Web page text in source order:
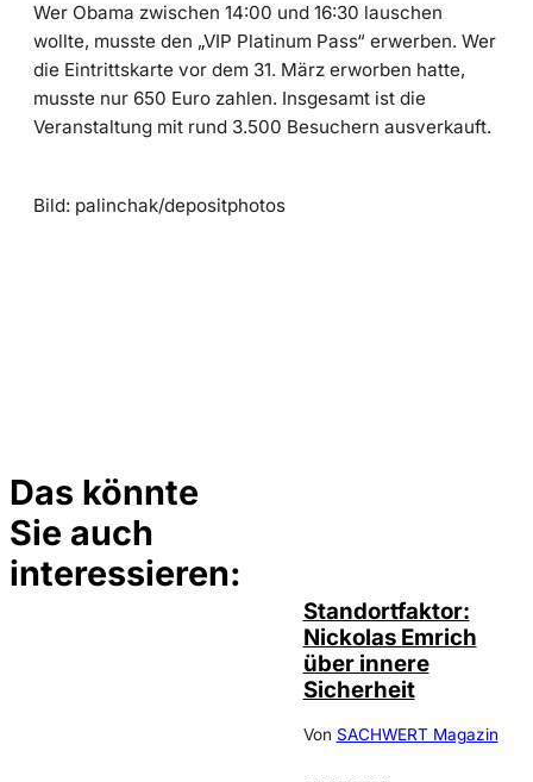
Wer Obama zwischen 14:00 und 16:30 lauschen
wollte, musste den „VIP Platinum Pass“ erwerben. Wer
die Eintrittskarte vor dem 31. März erworben hatte,
musste nur 650 Euro zahlen. Insgesamt ist die
Veranstaltung mit rund 3.500 Besuchern ausverkauft.
Bild: palinchak/depositphotos
Das könnte
Sie auch
interessieren:
Standortfaktor:
Nickolas Emrich
über innere
Sicherheit
Von SACHWERT Magazin